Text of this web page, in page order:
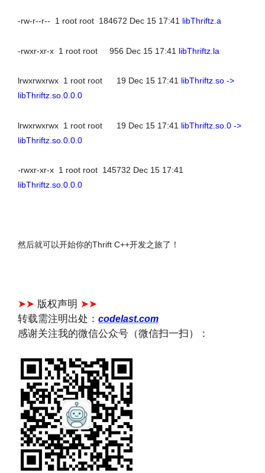
-rw-r--r-- 1 root root 184672 Dec 15 17:41 libThriftz.a
-rwxr-xr-x 1 root root 956 Dec 15 17:41 libThriftz.la
lrwxrwxrwx 1 root root 19 Dec 15 17:41 libThriftz.so ->
libThriftz.so.0.0.0
lrwxrwxrwx 1 root root 19 Dec 15 17:41 libThriftz.so.0 ->
libThriftz.so.0.0.0
-rwxr-xr-x 1 root root 145732 Dec 15 17:41
libThriftz.so.0.0.0
然后就可以开始你的Thrift C++开发之旅了！
➤➤ 版权声明 ➤➤
转载需注明出处： codelast.com
感谢关注我的微信公众号（微信扫一扫）：